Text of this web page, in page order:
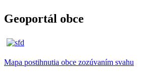
Geoportál obce
Mapa postihnutia obce zozúvaním svahu